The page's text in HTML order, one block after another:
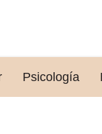
Psicología